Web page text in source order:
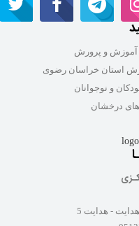
و پرورش
استان خراسان رضوی
و نوجوانان
درخشان
- هدایت 5